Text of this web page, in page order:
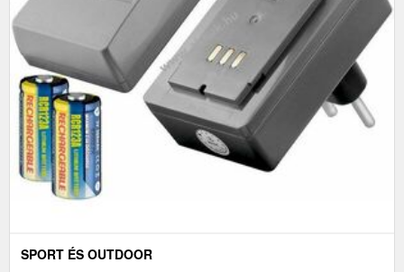
SPORT ÉS OUTDOOR